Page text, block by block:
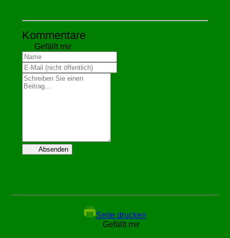
Kommentare
Gefällt mir
Absenden
Seite drucken
Gefällt mir